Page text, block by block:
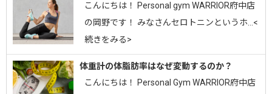
こんにちは！ Personal gym WARRIOR府中店
の岡野です！ みなさんセロトニンというホ…<
続きをみる>
体重計の体脂肪率はなぜ変動するのか？
こんにちは！ Personal Gym WARRIOR府中店